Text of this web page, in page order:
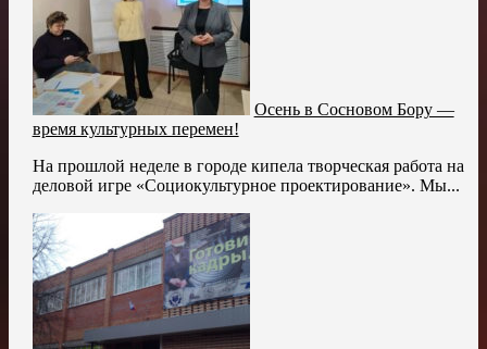
Осень в Сосновом Бору —
время культурных перемен!
На прошлой неделе в городе кипела творческая работа на
деловой игре «Социокультурное проектирование». Мы...